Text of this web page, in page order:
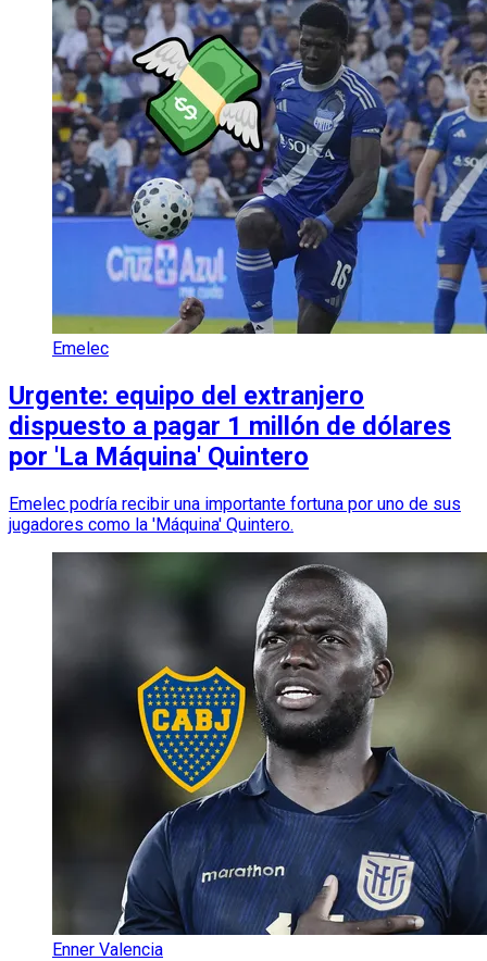
Emelec
Urgente: equipo del extranjero
dispuesto a pagar 1 millón de dólares
por 'La Máquina' Quintero
Emelec podría recibir una importante fortuna por uno de sus
jugadores como la 'Máquina' Quintero.
Enner Valencia